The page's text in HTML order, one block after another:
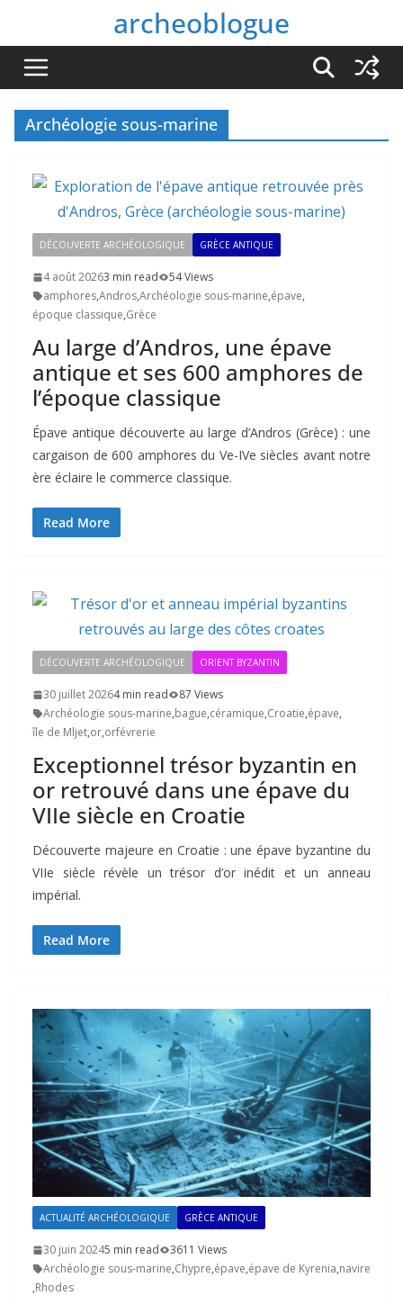
contenu
archeoblogue
Archéologie sous-marine
DÉCOUVERTE ARCHÉOLOGIQUE GRÈCE ANTIQUE
4 août 20263 min read
54 Views
amphores,Andros,Archéologie sous-marine,épave,
époque classique,Grèce
Au large d’Andros, une épave
antique et ses 600 amphores de
l’époque classique
Épave antique découverte au large d’Andros (Grèce) : une
cargaison de 600 amphores du Ve-IVe siècles avant notre
ère éclaire le commerce classique.
Read More
DÉCOUVERTE ARCHÉOLOGIQUE ORIENT BYZANTIN
30 juillet 20264 min read
87 Views
Archéologie sous-marine,bague,céramique,Croatie,épave,
île de Mljet,or,orfévrerie
Exceptionnel trésor byzantin en
or retrouvé dans une épave du
VIIe siècle en Croatie
Découverte majeure en Croatie : une épave byzantine du
VIIe siècle révèle un trésor d’or inédit et un anneau
impérial.
Read More
ACTUALITÉ ARCHÉOLOGIQUE GRÈCE ANTIQUE
30 juin 20245 min read
3611 Views
Archéologie sous-marine,Chypre,épave,épave de Kyrenia,navire
,Rhodes